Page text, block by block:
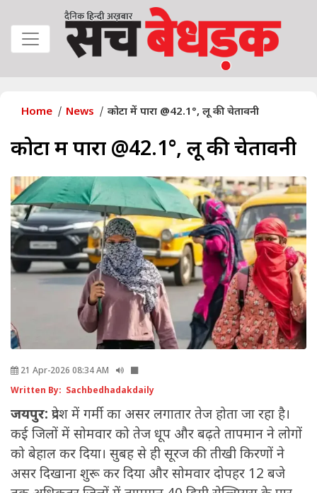
Home News कोटा में पारा @42.1°, लू की चेतावनी
कोटा में पारा @42.1°, लू की चेतावनी
21 Apr-2026 08:34 AM
Written By: Sachbedhadakdaily
जयपुर: प्रदेश में गर्मी का असर लगातार तेज होता जा रहा है।
कई जिलों में सोमवार को तेज धूप और बढ़ते तापमान ने लोगों
को बेहाल कर दिया। सुबह से ही सूरज की तीखी किरणों ने
असर दिखाना शुरू कर दिया और सोमवार दोपहर 12 बजे